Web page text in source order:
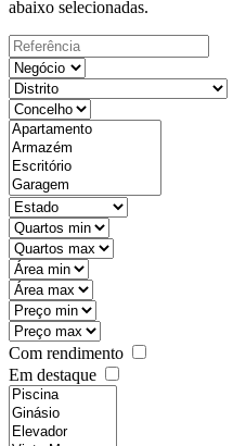
abaixo selecionadas.
Com rendimento
Em destaque